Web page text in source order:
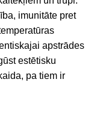
imunitāte pret
apstrādes
estētisku
pa tiem ir